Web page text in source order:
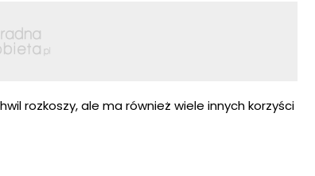
rozkoszy, ale ma również wiele innych korzyści